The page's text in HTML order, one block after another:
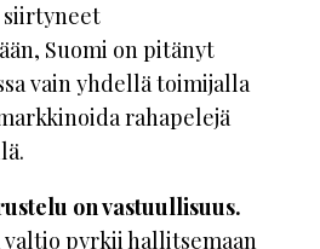
siirtyneet
Suomi on pitänyt
vain yhdellä toimijalla
rahapelejä
on vastuullisuus.
pyrkii hallitsemaan